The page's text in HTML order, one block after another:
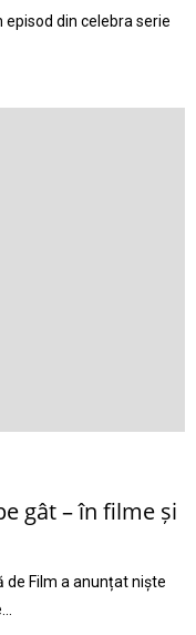
episod din celebra serie
gât – în filme și
Film a anunțat niște